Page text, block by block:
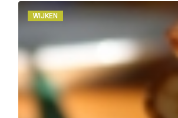
WIJKEN